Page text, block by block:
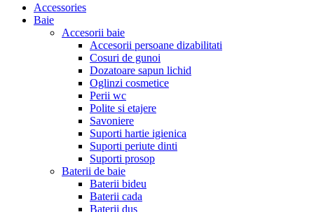
Accessories
Baie
Accesorii baie
Accesorii persoane dizabilitati
Cosuri de gunoi
Dozatoare sapun lichid
Oglinzi cosmetice
Perii wc
Polite si etajere
Savoniere
Suporti hartie igienica
Suporti periute dinti
Suporti prosop
Baterii de baie
Baterii bideu
Baterii cada
Baterii dus